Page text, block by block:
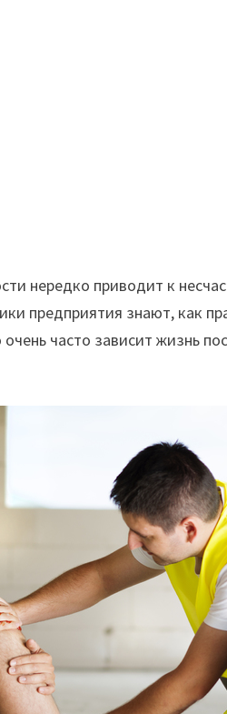
нередко приводит к
предприятия знают, как
часто зависит жизнь